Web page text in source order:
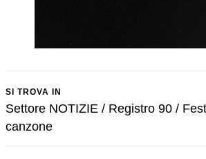
SI TROVA IN
Settore NOTIZIE / Registro 90 /
canzone